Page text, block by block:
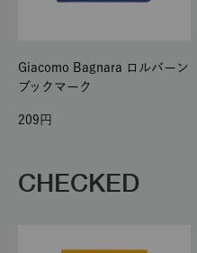
Giacomo Bagnara ロルバーン
ブックマーク
209
CHECKED